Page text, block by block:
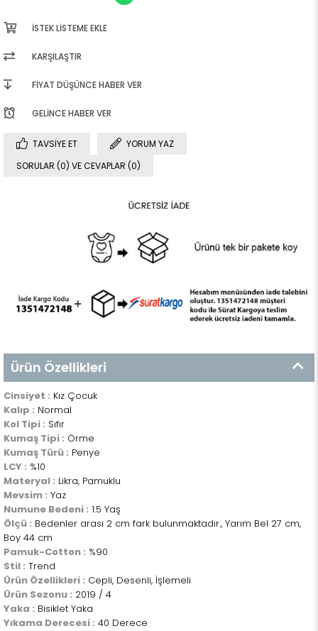
İSTEK LISTEME EKLE
KARŞILAŞTIR
FIYAT DÜŞÜNCE HABER VER
GELINCE HABER VER
TAVSIYE ET
YORUM YAZ
SORULAR (0) VE CEVAPLAR (0)
Ürün Özellikleri
Cinsiyet : Kız Çocuk
Kalıp : Normal
Kol Tipi : Sıfır
Kumaş Tipi : Örme
Kumaş Türü : Penye
LCY : %10
Materyal : Likra, Pamuklu
Mevsim : Yaz
Numune Bedeni : 1.5 Yaş
Ölçü : Bedenler arası 2 cm fark bulunmaktadır., Yarım Bel 27 cm,
Boy 44 cm
Pamuk-Cotton : %90
Stil : Trend
Ürün Özellikleri : Cepli, Desenli, İşlemeli
Ürün Sezonu : 2019 / 4
Yaka : Bisiklet Yaka
Yıkama Derecesi : 40 Derece